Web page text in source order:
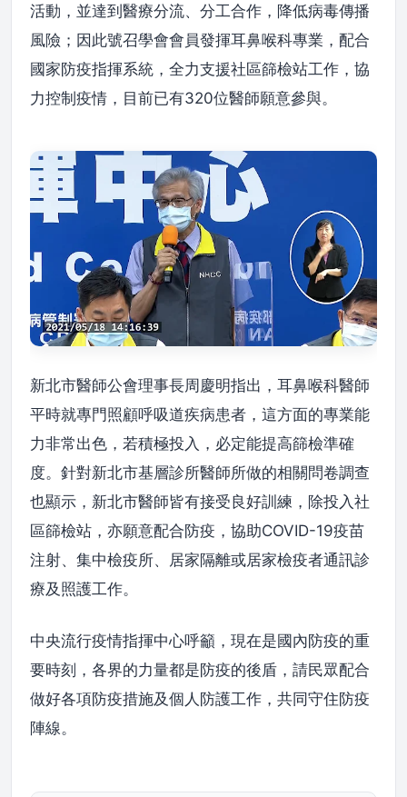
活動，並達到醫療分流、分工合作，降低病毒傳播
風險；因此號召學會會員發揮耳鼻喉科專業，配合
國家防疫指揮系統，全力支援社區篩檢站工作，協
力控制疫情，目前已有320位醫師願意參與。
新北市醫師公會理事長周慶明指出，耳鼻喉科醫師
平時就專門照顧呼吸道疾病患者，這方面的專業能
力非常出色，若積極投入，必定能提高篩檢準確
度。針對新北市基層診所醫師所做的相關問卷調查
也顯示，新北市醫師皆有接受良好訓練，除投入社
區篩檢站，亦願意配合防疫，協助COVID-19疫苗
注射、集中檢疫所、居家隔離或居家檢疫者通訊診
療及照護工作。
中央流行疫情指揮中心呼籲，現在是國內防疫的重
要時刻，各界的力量都是防疫的後盾，請民眾配合
做好各項防疫措施及個人防護工作，共同守住防疫
陣線。